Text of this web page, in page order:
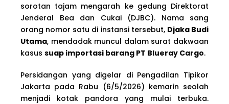
sorotan tajam mengarah ke gedung Direktorat
Jenderal Bea dan Cukai (DJBC). Nama sang
orang nomor satu di instansi tersebut, Djaka Budi
Utama, mendadak muncul dalam surat dakwaan
kasus suap importasi barang PT Blueray Cargo.
Persidangan yang digelar di Pengadilan Tipikor
Jakarta pada Rabu (6/5/2026) kemarin seolah
menjadi kotak pandora yang mulai terbuka.